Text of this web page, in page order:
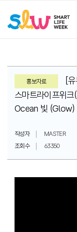
홍보자료
[
스마트라이프위
Ocean 빛 (Glow)
작성자 MASTER
조회수
63350